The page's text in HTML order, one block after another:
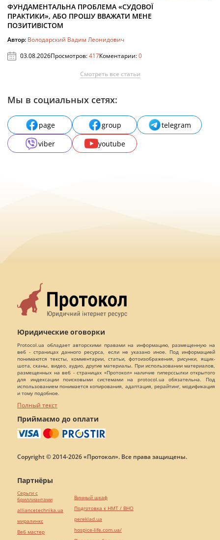
ФУНДАМЕНТАЛЬНА ПРОБЛЕМА «СУДОВОЇ
ПРАКТИКИ», АБО ПРОШУ ВВАЖАТИ МЕНЕ
ПОЗИТИВІСТОМ
Автор: Володарский Вадим Леонидович
03.08.2026Просмотров:417Коментарии:0
Смотреть все статьи
Мы в социальных сетях:
page group
telegram
viber
youtube
Юридические оговорки
Protocol.ua обладает авторскими правами на информацию, размещенную на
веб - страницах данного ресурса, если не указано иное. Под информацией
понимаются тексты, комментарии, статьи, фотоизображения, рисунки, ящик-
шота, сканы, видео, аудио, другие материалы. При использовании материалов,
размещенных на веб - страницах «Протокол» наличие гиперссылки открытого
для индексации поисковыми системами на protocol.ua обязательна. Под
использованием понимается копирования, адаптация, рерайтинг, модификация
и тому подобное.
Полный текст
Приймаємо до оплати
Copyright © 2014-2026 «Протокол». Все права защищены.
Партнёры
Серьги с
бриллиантами
alliancetechnika.ua
миралинкс
Веб мастер
Винный шкаф
Подготовка к НМТ / ВНО
pereklad.ua
hospice-life.com.ua/